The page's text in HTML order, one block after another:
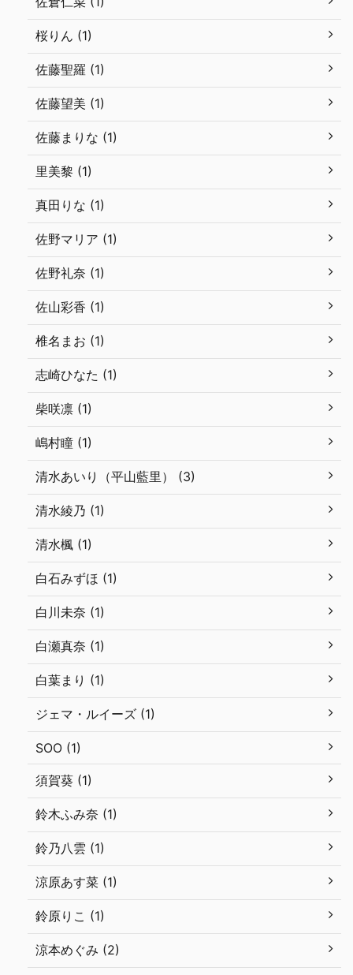
桜りん (1)
佐藤聖羅 (1)
佐藤望美 (1)
佐藤まりな (1)
里美黎 (1)
真田りな (1)
佐野マリア (1)
佐野礼奈 (1)
佐山彩香 (1)
椎名まお (1)
志崎ひなた (1)
柴咲凛 (1)
嶋村瞳 (1)
清水あいり（平山藍里） (3)
清水綾乃 (1)
清水楓 (1)
白石みずほ (1)
白川未奈 (1)
白瀬真奈 (1)
白葉まり (1)
ジェマ・ルイーズ (1)
SOO (1)
須賀葵 (1)
鈴木ふみ奈 (1)
鈴乃八雲 (1)
涼原あす菜 (1)
鈴原りこ (1)
涼本めぐみ (2)